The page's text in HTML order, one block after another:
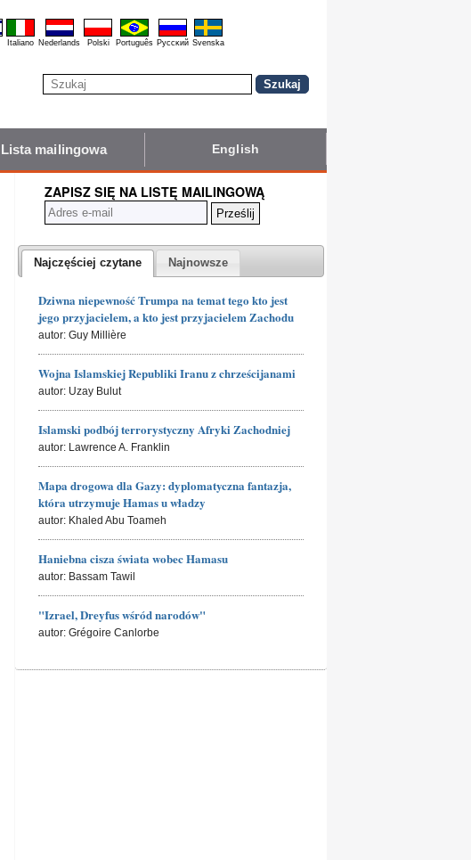
Italiano Nederlands Polski Português Pyccĸий Svenska
Lista mailingowa English
ZAPISZ SIĘ NA LISTĘ MAILINGOWĄ
Najczęściej czytane Najnowsze
Dziwna niepewność Trumpa na temat tego kto jest
jego przyjacielem, a kto jest przyjacielem Zachodu
autor: Guy Millière
Wojna Islamskiej Republiki Iranu z chrześcijanami
autor: Uzay Bulut
Islamski podbój terrorystyczny Afryki Zachodniej
autor: Lawrence A. Franklin
Mapa drogowa dla Gazy: dyplomatyczna fantazja,
która utrzymuje Hamas u władzy
autor: Khaled Abu Toameh
Haniebna cisza świata wobec Hamasu
autor: Bassam Tawil
"Izrael, Dreyfus wśród narodów"
autor: Grégoire Canlorbe